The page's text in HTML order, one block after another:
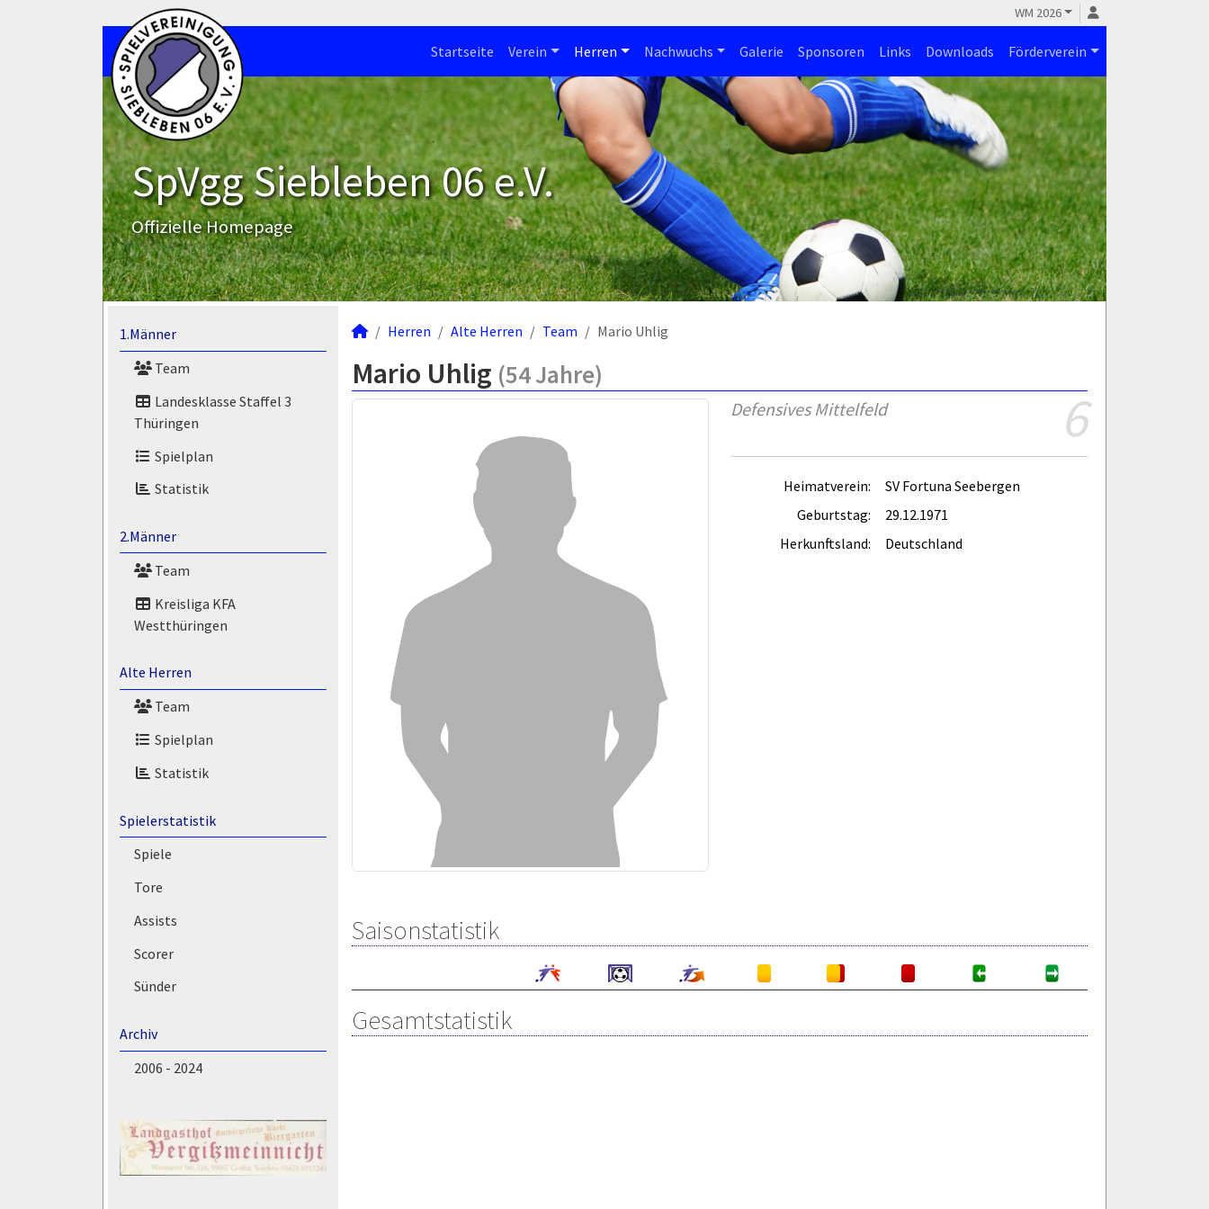
WM 2026
Startseite Verein Herren Nachwuchs Galerie Sponsoren Links Downloads Förderverein
SpVgg Siebleben 06 e.V.
Offizielle Homepage
1.Männer
Team
Landesklasse Staffel 3
Thüringen
Spielplan
Statistik
2.Männer
Team
Kreisliga KFA
Westthüringen
Alte Herren
Team
Spielplan
Statistik
Spielerstatistik
Spiele
Tore
Assists
Scorer
Sünder
Archiv
2006 - 2024
Herren Alte Herren Team Mario Uhlig
Mario Uhlig (54 Jahre)
6
Defensives Mittelfeld
Heimatverein:
SV Fortuna Seebergen
Geburtstag:
29.12.1971
Herkunftsland:
Deutschland
Saisonstatistik
Gesamtstatistik